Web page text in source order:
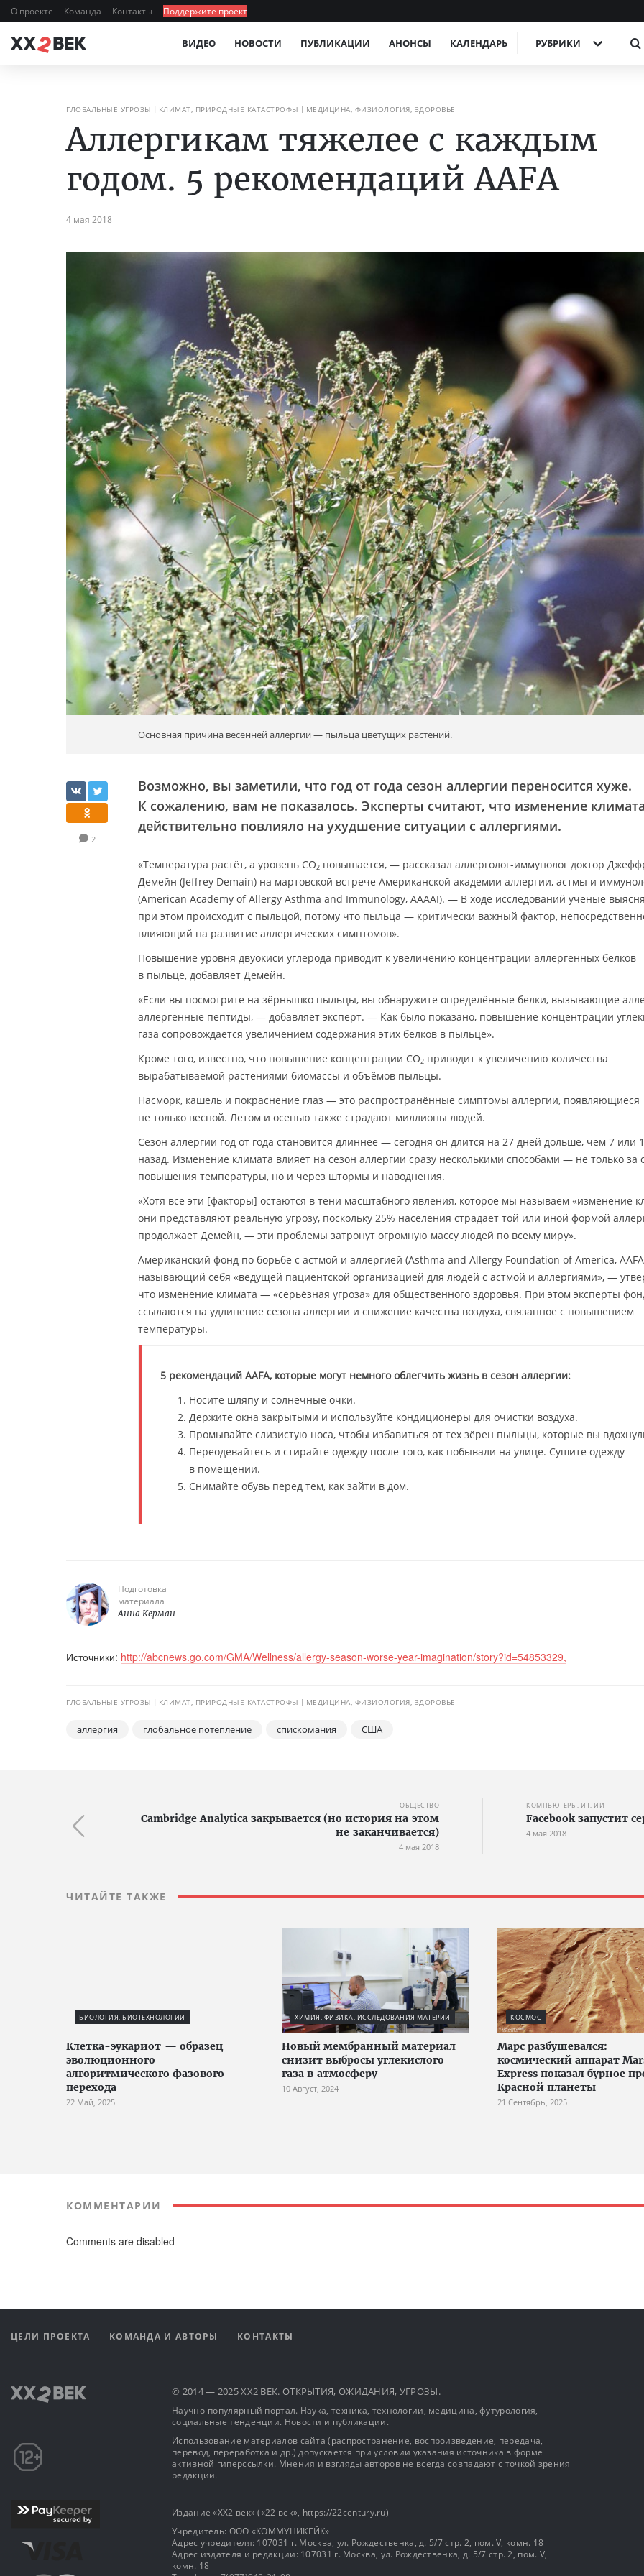
О проекте Команда Контакты Поддержите проект
ВИДЕО НОВОСТИ ПУБЛИКАЦИИ АНОНСЫ КАЛЕНДАРЬ РУБРИКИ
ГЛОБАЛЬНЫЕ УГРОЗЫ КЛИМАТ, ПРИРОДНЫЕ КАТАСТРОФЫ МЕДИЦИНА, ФИЗИОЛОГИЯ, ЗДОРОВЬЕ
Аллергикам тяжелее с каждым
годом. 5 рекомендаций AAFA
4 мая 2018
Основная причина весенней аллергии — пыльца цветущих растений.
2
Возможно, вы заметили, что год от года сезон аллергии переносится хуже.
К сожалению, вам не показалось. Эксперты считают, что изменение климата
действительно повлияло на ухудшение ситуации с аллергиями.
«Температура растёт, а уровень CO2 повышается, — рассказал аллерголог-иммунолог доктор
Демейн (Jeffrey Demain) на мартовской встрече Американской академии аллергии, астмы и
(American Academy of Allergy Asthma and Immunology, AAAAI). — В ходе исследований учёные
при этом происходит с пыльцой, потому что пыльца — критически важный фактор,
влияющий на развитие аллергических симптомов».
Повышение уровня двуокиси углерода приводит к увеличению концентрации аллергенных белков
в пыльце, добавляет Демейн.
«Если вы посмотрите на зёрнышко пыльцы, вы обнаружите определённые белки, вызывающие
аллергенные пептиды, — добавляет эксперт. — Как было показано, повышение концентрации
газа сопровождается увеличением содержания этих белков в пыльце».
Кроме того, известно, что повышение концентрации CO2 приводит к увеличению количества
вырабатываемой растениями биомассы и объёмов пыльцы.
Насморк, кашель и покраснение глаз — это распространённые симптомы аллергии, появляющиеся
не только весной. Летом и осенью также страдают миллионы людей.
Сезон аллергии год от года становится длиннее — сегодня он длится на 27 дней дольше, чем 7 или
назад. Изменение климата влияет на сезон аллергии сразу несколькими способами — не только за
повышения температуры, но и через штормы и наводнения.
«Хотя все эти [факторы] остаются в тени масштабного явления, которое мы называем «изменение
они представляют реальную угрозу, поскольку 25% населения страдает той или иной формой
продолжает Демейн, — эти проблемы затронут огромную массу людей по всему миру».
Американский фонд по борьбе с астмой и аллергией (Asthma and Allergy Foundation of America,
называющий себя «ведущей пациентской организацией для людей с астмой и аллергиями», —
что изменение климата — «серьёзная угроза» для общественного здоровья. При этом эксперты
ссылаются на удлинение сезона аллергии и снижение качества воздуха, связанное с повышением
температуры.
5 рекомендаций AAFA, которые могут немного облегчить жизнь в сезон аллергии:
Носите шляпу и солнечные очки.
Держите окна закрытыми и используйте кондиционеры для очистки воздуха.
Промывайте слизистую носа, чтобы избавиться от тех зёрен пыльцы, которые вы
Переодевайтесь и стирайте одежду после того, как побывали на улице. Сушите одежду
в помещении.
Снимайте обувь перед тем, как зайти в дом.
Подготовка
материала
Анна Керман
Источники: http://abcnews.go.com/GMA/Wellness/allergy-season-worse-year-imagination/story?id=54853329,
ГЛОБАЛЬНЫЕ УГРОЗЫ КЛИМАТ, ПРИРОДНЫЕ КАТАСТРОФЫ МЕДИЦИНА, ФИЗИОЛОГИЯ, ЗДОРОВЬЕ
аллергия глобальное потепление спискомания США
ОБЩЕСТВО
Cambridge Analytica закрывается (но история на этом
не заканчивается)
4 мая 2018
КОМПЬЮТЕРЫ, ИТ, ИИ
Facebook запустит
4 мая 2018
ЧИТАЙТЕ ТАКЖЕ
БИОЛОГИЯ, БИОТЕХНОЛОГИИ
Клетка-эукариот — образец
эволюционного
алгоритмического фазового
перехода
22 Май, 2025
ХИМИЯ, ФИЗИКА, ИССЛЕДОВАНИЯ МАТЕРИИ
Новый мембранный материал
снизит выбросы углекислого
газа в атмосферу
10 Август, 2024
КОСМОС
Марс разбушевался:
космический аппарат
Express показал бурное
Красной планеты
21 Сентябрь, 2025
КОММЕНТАРИИ
Comments are disabled
ЦЕЛИ ПРОЕКТА КОМАНДА И АВТОРЫ КОНТАКТЫ
© 2014 — 2025 XX2 ВЕК. ОТКРЫТИЯ, ОЖИДАНИЯ, УГРОЗЫ.
Научно-популярный портал. Наука, техника, технологии, медицина, футурология,
социальные тенденции. Новости и публикации.
Использование материалов сайта (распространение, воспроизведение, передача,
перевод, переработка и др.) допускается при условии указания источника в форме
активной гиперссылки. Мнения и взгляды авторов не всегда совпадают с точкой зрения
редакции.
Издание «XX2 век» («22 век», https://22century.ru)
Учредитель: OOO «КОММУНИКЕЙК»
Адрес учредителя: 107031 г. Москва, ул. Рождественка, д. 5/7 стр. 2, пом. V, комн. 18
Адрес издателя и редакции: 107031 г. Москва, ул. Рождественка, д. 5/7 стр. 2, пом. V,
комн. 18